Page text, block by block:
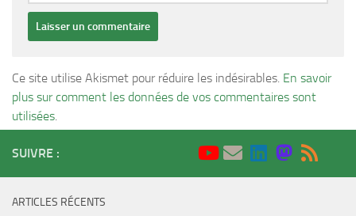
Ce site utilise Akismet pour réduire les indésirables. En savoir
plus sur comment les données de vos commentaires sont
utilisées.
SUIVRE :
ARTICLES RÉCENTS